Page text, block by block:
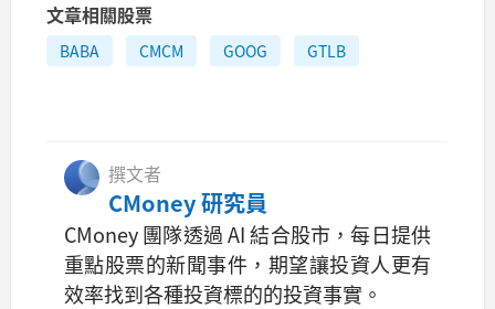
文章相關股票
BABA CMCM GOOG GTLB
撰文者
CMoney 研究員
CMoney 團隊透過 AI 結合股市，每日提供
重點股票的新聞事件，期望讓投資人更有
效率找到各種投資標的的投資事實。